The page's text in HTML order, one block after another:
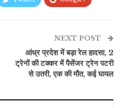
NEXT POST
आंध्र प्रदेश में बड़ा रेल हादसा, 2
ट्रेनों की टक्कर में पैसेंजर ट्रेन पटरी
से उतरी, एक की मौत, कई घायल